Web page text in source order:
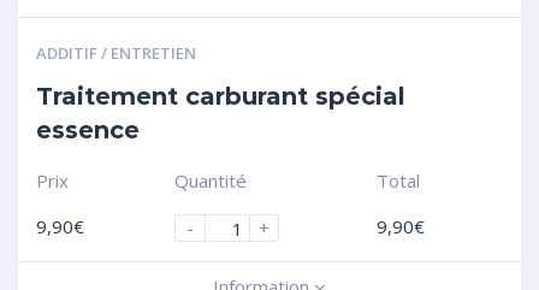
ADDITIF / ENTRETIEN
Traitement carburant spécial
essence
Prix
9,90€
Quantité
-
+
Total
9,90€